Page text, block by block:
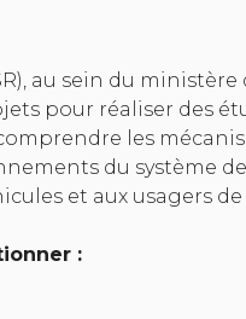
au sein du
pour réaliser des
les
du système
et aux usagers
: